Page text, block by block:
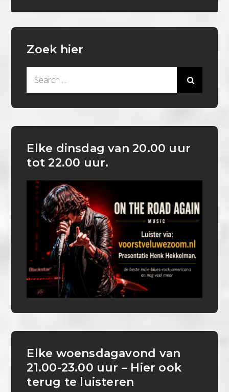
Zoek hier
Elke dinsdag van 20.00 uur
tot 22.00 uur.
Elke woensdagavond van
21.00-23.00 uur – Hier ook
terug te luisteren